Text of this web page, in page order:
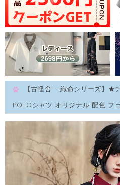
【古怪舍---織命シリーズ】
POLOシャツ オリジナル 配色 フ